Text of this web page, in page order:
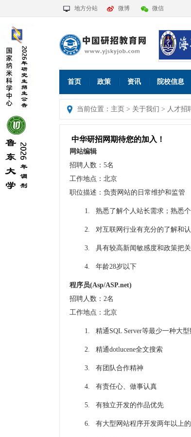
地方分站 微博 微信
首页 政策 资讯 院校信息
当前位置： 主页 > 关于我们 > 人才招
中华研招网期待您的加入！
网站编辑
招聘人数： 5名
工作地点：北京
职位描述：负责网站的日常维护和监管
1. 熟悉了解个人站长需求；熟悉
2. 对互联网行业有充分的了解和认
3. 具有较高新闻敏感度和政策把关
4. 年龄28岁以下
程序员(Asp/ASP.net)
招聘人数： 2名
工作地点：北京
1. 精通 SQL Server等最少一种大
2. 精通dotlucene全文搜索
3. 有团队合作精神
4. 有责任心、做事认真
5. 有独立开发的作品优先
6. 有大型网站程序开发两年以上